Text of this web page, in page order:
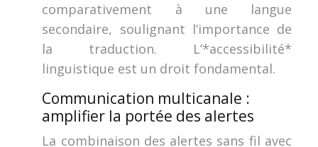
comparativement à une langue
secondaire, soulignant l’importance de
la traduction. L’*accessibilité*
linguistique est un droit fondamental.
Communication multicanale :
amplifier la portée des alertes
La combinaison des alertes sans fil avec